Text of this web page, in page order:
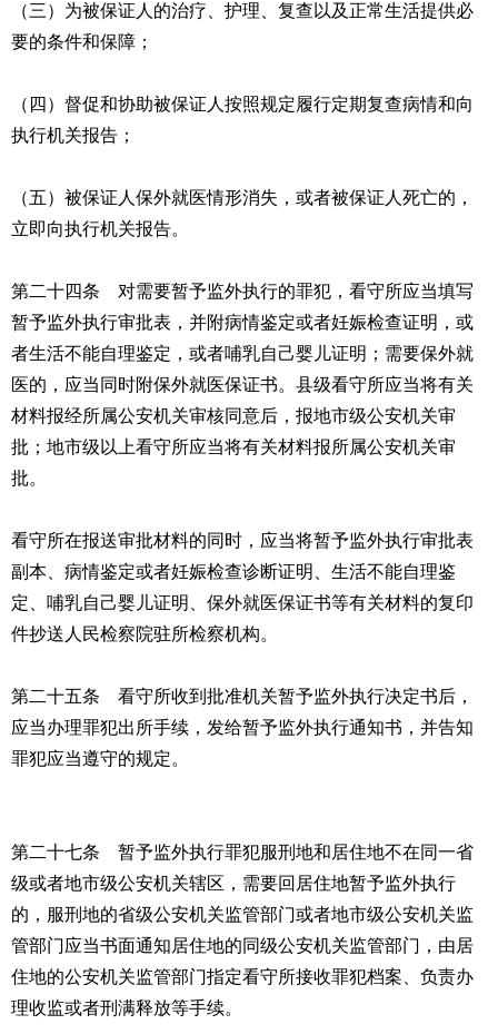
（三）为被保证人的治疗、护理、复查以及正常生活提供必
要的条件和保障；
（四）督促和协助被保证人按照规定履行定期复查病情和向
执行机关报告；
（五）被保证人保外就医情形消失，或者被保证人死亡的，
立即向执行机关报告。
第二十四条 对需要暂予监外执行的罪犯，看守所应当填写
暂予监外执行审批表，并附病情鉴定或者妊娠检查证明，或
者生活不能自理鉴定，或者哺乳自己婴儿证明；需要保外就
医的，应当同时附保外就医保证书。县级看守所应当将有关
材料报经所属公安机关审核同意后，报地市级公安机关审
批；地市级以上看守所应当将有关材料报所属公安机关审
批。
看守所在报送审批材料的同时，应当将暂予监外执行审批表
副本、病情鉴定或者妊娠检查诊断证明、生活不能自理鉴
定、哺乳自己婴儿证明、保外就医保证书等有关材料的复印
件抄送人民检察院驻所检察机构。
第二十五条 看守所收到批准机关暂予监外执行决定书后，
应当办理罪犯出所手续，发给暂予监外执行通知书，并告知
罪犯应当遵守的规定。
第二十七条 暂予监外执行罪犯服刑地和居住地不在同一省
级或者地市级公安机关辖区，需要回居住地暂予监外执行
的，服刑地的省级公安机关监管部门或者地市级公安机关监
管部门应当书面通知居住地的同级公安机关监管部门，由居
住地的公安机关监管部门指定看守所接收罪犯档案、负责办
理收监或者刑满释放等手续。